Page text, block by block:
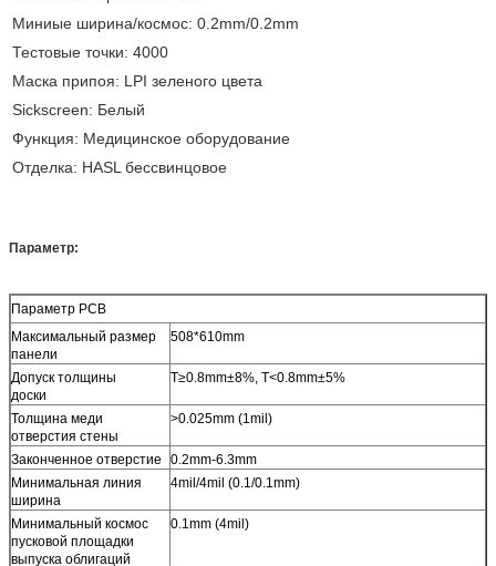
Миниые ширина/космос: 0.2mm/0.2mm
Тестовые точки: 4000
Маска припоя: LPI зеленого цвета
Sickscreen: Белый
Функция: Медицинское оборудование
Отделка: HASL бессвинцовое
Параметр:
Параметр PCB
Максимальный размер
панели
508*610mm
Допуск толщины
доски
T≥0.8mm±8%, T<0.8mm±5%
Толщина меди
отверстия стены
>0.025mm (1mil)
Законченное отверстие
0.2mm-6.3mm
Минимальная линия
ширина
4mil/4mil (0.1/0.1mm)
Минимальный космос
пусковой площадки
выпуска облигаций
0.1mm (4mil)